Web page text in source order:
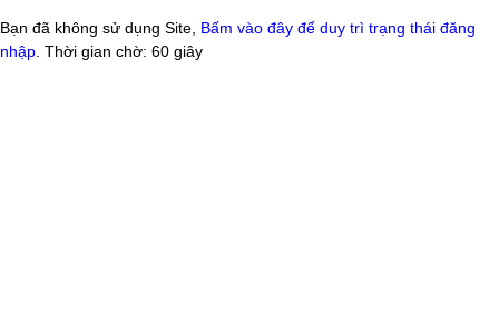
Bạn đã không sử dụng Site, Bấm vào đây để duy trì trạng thái đăng
nhập . Thời gian chờ: 60 giây